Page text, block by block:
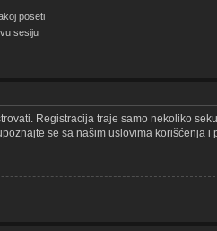
poseti
sesiju
Registracija traje samo nekoliko
se sa našim uslovima korišćenja